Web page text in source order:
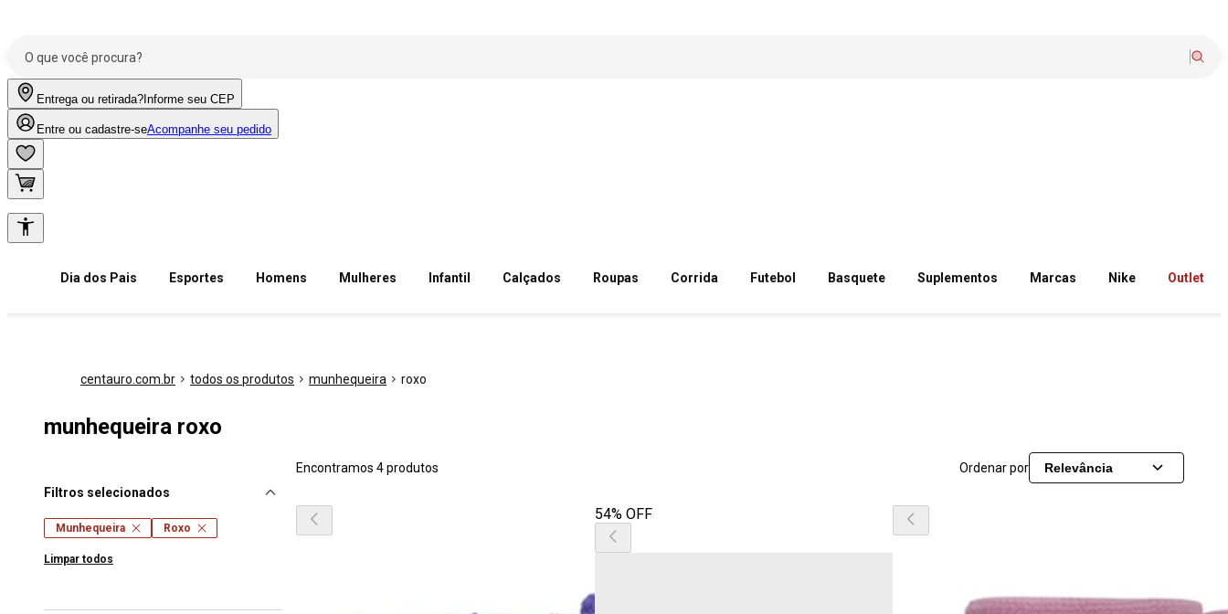
Entrega ou retirada? Informe seu CEP
Entre ou cadastre-seAcompanhe seu pedido
Dia dos Pais Esportes Homens Mulheres Infantil Calçados Roupas Corrida Futebol Basquete Suplementos Marcas Nike Outlet
centauro.com.br todos os produtos munhequeira roxo
munhequeira roxo
Filtros selecionados
Munhequeira Roxo
Limpar todos
Encontramos 4 produtos Ordenar por Relevância
54% OFF